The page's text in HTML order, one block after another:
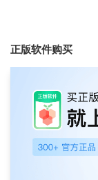
正版软件购买